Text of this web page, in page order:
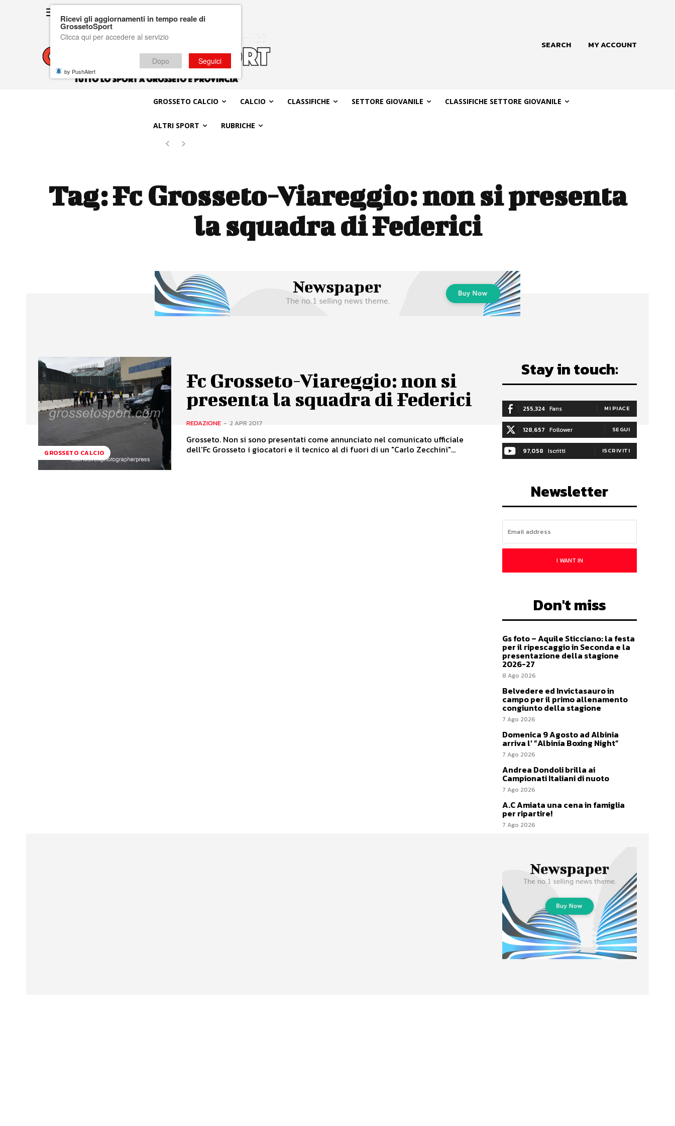
SEARCH MY ACCOUNT
GROSSETO CALCIO CALCIO CLASSIFICHE SETTORE GIOVANILE CLASSIFICHE SETTORE GIOVANILE
ALTRI SPORT RUBRICHE
Tag:Fc Grosseto-Viareggio: non si presenta
la squadra di Federici
GROSSETO CALCIO
Fc Grosseto-Viareggio: non si
presenta la squadra di Federici
REDAZIONE - 2 APR 2017
Grosseto. Non si sono presentati come annunciato nel comunicato ufficiale
dell'Fc Grosseto i giocatori e il tecnico al di fuori di un "Carlo Zecchini"...
Stay in touch:
255,324 Fans MI PIACE
128,657 Follower SEGUI
97,058 Iscritti ISCRIVITI
Newsletter
I WANT IN
Don't miss
Gs foto – Aquile Sticciano: la festa
per il ripescaggio in Seconda e la
presentazione della stagione
2026-27
8 Ago 2026
Belvedere ed Invictasauro in
campo per il primo allenamento
congiunto della stagione
7 Ago 2026
Domenica 9 Agosto ad Albinia
arriva l’ “Albinia Boxing Night”
7 Ago 2026
Andrea Dondoli brilla ai
Campionati Italiani di nuoto
7 Ago 2026
A.C Amiata una cena in famiglia
per ripartire!
7 Ago 2026
Ricevi gli aggiornamenti in tempo reale di
GrossetoSport
Clicca qui per accedere al servizio
Dopo Seguici
by PushAlert